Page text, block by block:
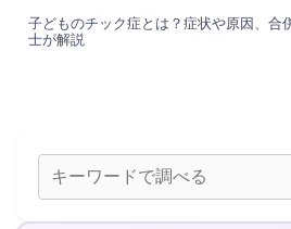
子どものチック症とは？症状や原因、合
士が解説